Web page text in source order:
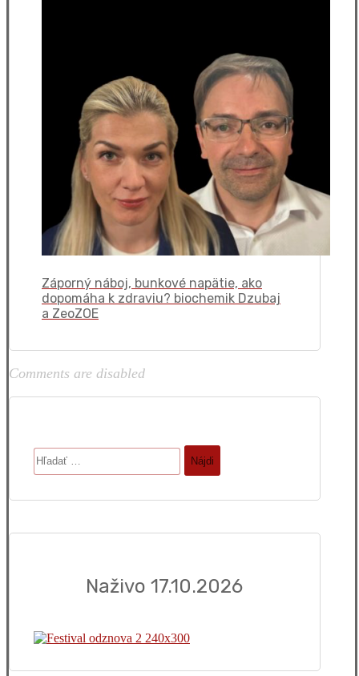
Záporný náboj, bunkové napätie, ako
dopomáha k zdraviu? biochemik Dzubaj
a ZeoZOE
Comments are disabled
Hľadať:
Naživo 17.10.2026